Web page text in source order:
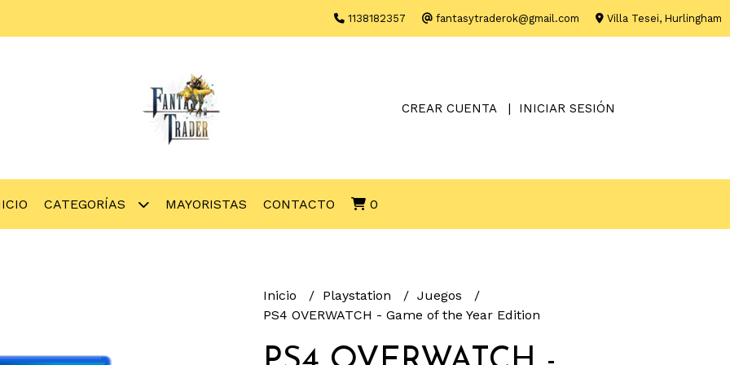
1138182357 fantasytraderok@gmail.com Villa Tesei, Hurlingham
CREAR CUENTA INICIAR SESIÓN
CATEGORÍAS MAYORISTAS CONTACTO 0
Inicio Playstation
Juegos
PS4 OVERWATCH - Game of the Year Edition